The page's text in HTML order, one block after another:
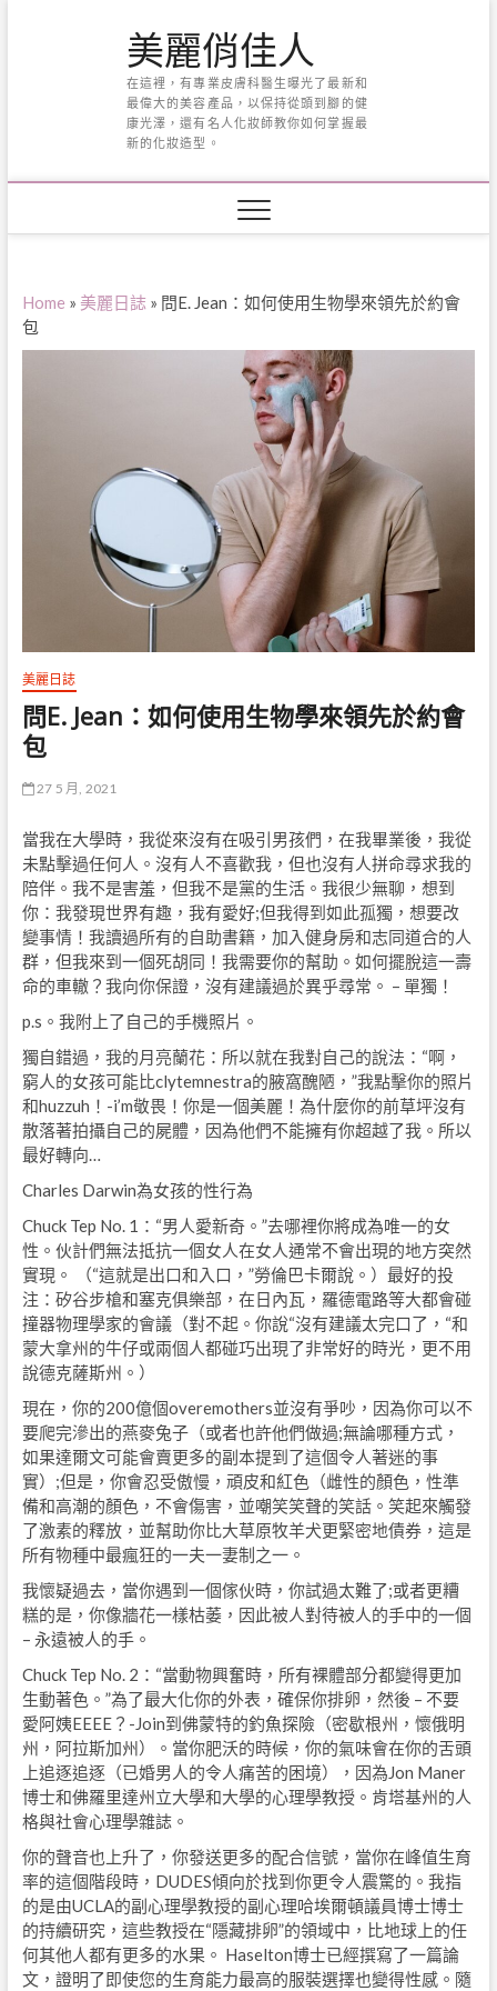
美麗俏佳人
在這裡，有專業皮膚科醫生曝光了最新和
最偉大的美容產品，以保持從頭到腳的健
康光澤，還有名人化妝師教你如何掌握最
新的化妝造型。
Home » 美麗日誌 » 問E. Jean：如何使用生物學來領先於約會
包
美麗日誌
問E. Jean：如何使用生物學來領先於約會
包
27 5 月, 2021
當我在大學時，我從來沒有在吸引男孩們，在我畢業後，我從
未點擊過任何人。沒有人不喜歡我，但也沒有人拼命尋求我的
陪伴。我不是害羞，但我不是黨的生活。我很少無聊，想到
你：我發現世界有趣，我有愛好;但我得到如此孤獨，想要改
變事情！我讀過所有的自助書籍，加入健身房和志同道合的人
群，但我來到一個死胡同！我需要你的幫助。如何擺脫這一壽
命的車轍？我向你保證，沒有建議過於異乎尋常。 – 單獨！
p.s。我附上了自己的手機照片。
獨自錯過，我的月亮蘭花：所以就在我對自己的說法：“啊，
窮人的女孩可能比clytemnestra的腋窩醜陋，”我點擊你的照片
和huzzuh！-i’m敬畏！你是一個美麗！為什麼你的前草坪沒有
散落著拍攝自己的屍體，因為他們不能擁有你超越了我。所以
最好轉向…
Charles Darwin為女孩的性行為
Chuck Tep No. 1：“男人愛新奇。”去哪裡你將成為唯一的女
性。伙計們無法抵抗一個女人在女人通常不會出現的地方突然
實現。 （“這就是出口和入口，”勞倫巴卡爾說。）最好的投
注：矽谷步槍和塞克俱樂部，在日內瓦，羅德電路等大都會碰
撞器物理學家的會議（對不起。你說“沒有建議太完口了，“和
蒙大拿州的牛仔或兩個人都碰巧出現了非常好的時光，更不用
說德克薩斯州。）
現在，你的200億個overemothers並沒有爭吵，因為你可以不
要爬完滲出的燕麥兔子（或者也許他們做過;無論哪種方式，
如果達爾文可能會賣更多的副本提到了這個令人著迷的事
實）;但是，你會忍受傲慢，頑皮和紅色（雌性的顏色，性準
備和高潮的顏色，不會傷害，並嘲笑笑聲的笑話。笑起來觸發
了激素的釋放，並幫助你比大草原牧羊犬更緊密地債券，這是
所有物種中最瘋狂的一夫一妻制之一。
我懷疑過去，當你遇到一個傢伙時，你試過太難了;或者更糟
糕的是，你像牆花一樣枯萎，因此被人對待被人的手中的一個
– 永遠被人的手。
Chuck Tep No. 2：“當動物興奮時，所有裸體部分都變得更加
生動著色。”為了最大化你的外表，確保你排卵，然後 – 不要
愛阿姨EEEE？-Join到佛蒙特的釣魚探險（密歇根州，懷俄明
州，阿拉斯加州）。當你肥沃的時候，你的氣味會在你的舌頭
上追逐追逐（已婚男人的令人痛苦的困境），因為Jon Maner
博士和佛羅里達州立大學和大學的心理學教授。肯塔基州的人
格與社會心理學雜誌。
你的聲音也上升了，你發送更多的配合信號，當你在峰值生育
率的這個階段時，DUDES傾向於找到你更令人震驚的。我指
的是由UCLA的副心理學教授的副心理哈埃爾頓議員博士博士
的持續研究，這些教授在“隱藏排卵”的領域中，比地球上的任
何其他人都有更多的水果。 Haselton博士已經撰寫了一篇論
文，證明了即使您的生育能力最高的服裝選擇也變得性感。隨